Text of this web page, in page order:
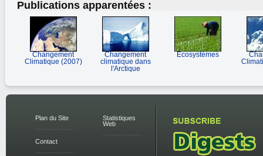
Publications apparentées :
Changement
Climatique (2007)
Changement
climatique dans
l'Arctique
Ecosystèmes
Plan du Site
Contact
Statistiques
Web